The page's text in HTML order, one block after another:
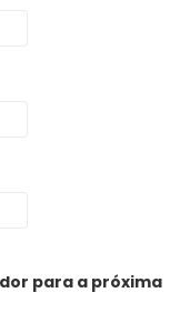
para a próxima